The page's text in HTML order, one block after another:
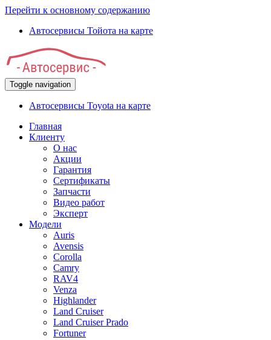
Перейти к основному содержанию
Автосервисы Тойота на карте
Toggle navigation
Автосервисы Toyota на карте
Главная
Клиенту
О нас
Акции
Гарантия
Сертификаты
Запчасти
Видео работ
Эксперт
Модели
Auris
Avensis
Corolla
Camry
RAV4
Venza
Highlander
Land Cruiser
Land Cruiser Prado
Fortuner